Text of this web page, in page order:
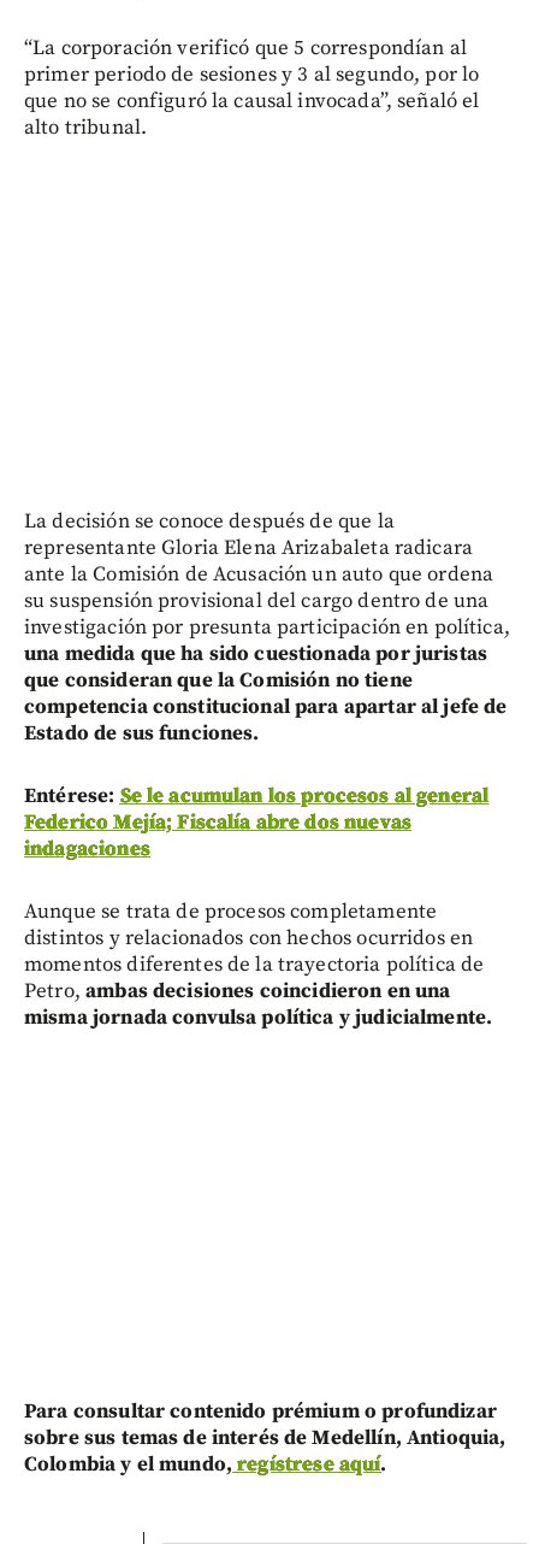
“La corporación verificó que 5 correspondían al
primer periodo de sesiones y 3 al segundo, por lo
que no se configuró la causal invocada”, señaló el
alto tribunal.
La decisión se conoce después de que la
representante Gloria Elena Arizabaleta radicara
ante la Comisión de Acusación un auto que ordena
su suspensión provisional del cargo dentro de una
investigación por presunta participación en política,
una medida que ha sido cuestionada por juristas
que consideran que la Comisión no tiene
competencia constitucional para apartar al jefe de
Estado de sus funciones.
Entérese: Se le acumulan los procesos al general
Federico Mejía; Fiscalía abre dos nuevas
indagaciones
Aunque se trata de procesos completamente
distintos y relacionados con hechos ocurridos en
momentos diferentes de la trayectoria política de
Petro,ambas decisiones coincidieron en una
misma jornada convulsa política y judicialmente.
Para consultar contenido prémium o profundizar
sobre sus temas de interés de Medellín, Antioquia,
Colombia y el mundo, regístrese aquí.